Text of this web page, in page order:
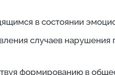
в состоянии
случаев нарушения
формированию в